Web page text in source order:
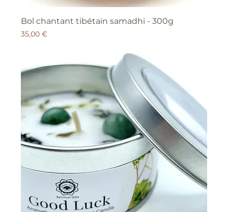
Bol chantant tibétain samadhi - 300g
Prix
35,00 €